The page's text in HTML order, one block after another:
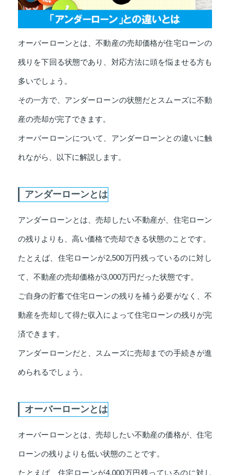
オーバーローンとは、不動産の売却価格が住宅ローンの
残りを下回る状態であり、対応方法に頭を悩ませる方も
多いでしょう。
その一方で、アンダーローンの状態だとスムーズに不動
産の売却が完了できます。
オーバーローンについて、アンダーローンとの違いに触
れながら、以下に解説します。
アンダーローンとは
アンダーローンとは、売却したい不動産が、住宅ローン
の残りよりも、高い価格で売却できる状態のことです。
たとえば、住宅ローンが2,500万円残っているのに対し
て、不動産の売却価格が3,000万円だった状態です。
ご自身の貯蓄で住宅ローンの残りを補う必要がなく、不
動産を売却して得た収入によって住宅ローンの残りが完
済できます。
アンダーローンだと、スムーズに売却までの手続きが進
められるでしょう。
オーバーローンとは
オーバーローンとは、売却したい不動産の価格が、住宅
ローンの残りよりも低い状態のことです。
たとえば、住宅ローンが4,000万円残っているのに対し